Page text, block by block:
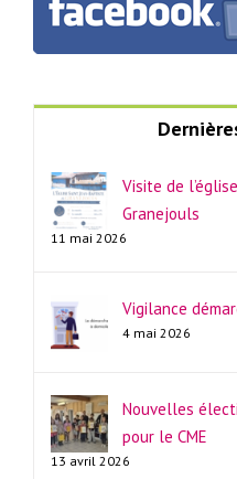
Visite de
Granejouls
11 mai 2026
Vigilance
4 mai 2026
Nouvelles
pour le CME
13 avril 2026